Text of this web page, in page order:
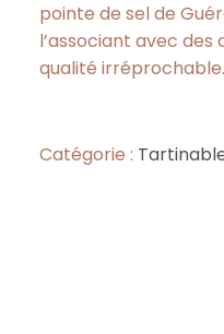
pointe de sel de
l’associant avec
qualité
Catégorie :